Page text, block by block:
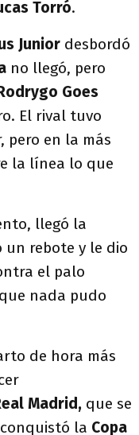
Torró.
Junior desbordó
no llegó, pero
Goes
El rival tuvo
pero en la más
la línea lo que
llegó la
un rebote y le dio
el palo
nada pudo
de hora más
Madrid, que se
conquistó la Copa